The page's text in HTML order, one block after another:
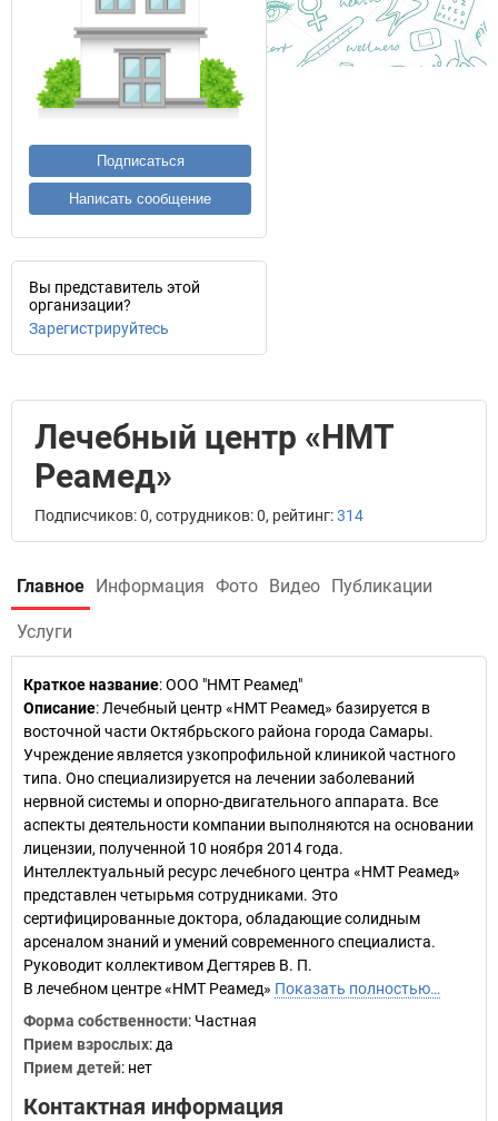
Подписаться
Написать сообщение
Вы представитель этой
организации?
Зарегистрируйтесь
Лечебный центр «НМТ
Реамед»
Подписчиков: 0, сотрудников: 0, рейтинг:314
Главное Информация Фото Видео Публикации
Услуги
Краткое название:ООО "НМТ Реамед"
Описание: Лечебный центр «НМТ Реамед» базируется в
восточной части Октябрьского района города Самары.
Учреждение является узкопрофильной клиникой частного
типа. Оно специализируется на лечении заболеваний
нервной системы и опорно-двигательного аппарата. Все
аспекты деятельности компании выполняются на основании
лицензии, полученной 10 ноября 2014 года.
Интеллектуальный ресурс лечебного центра «НМТ Реамед»
представлен четырьмя сотрудниками. Это
сертифицированные доктора, обладающие солидным
арсеналом знаний и умений современного специалиста.
Руководит коллективом Дегтярев В. П.
В лечебном центре «НМТ Реамед» Показать полностью…
Форма собственности: Частная
Прием взрослых: да
Прием детей: нет
Контактная информация